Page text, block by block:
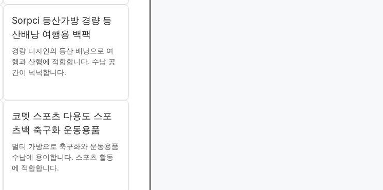
Sorpci 등산가방 경량 등
산배낭 여행용 백팩
경량 디자인의 등산 배낭으로 여
행과 산행에 적합합니다. 수납 공
간이 넉넉합니다.
코멧 스포츠 다용도 스포
츠백 축구화 운동용품
멀티 가방으로 축구화와 운동용품
수납에 용이합니다. 스포츠 활동
에 적합합니다.